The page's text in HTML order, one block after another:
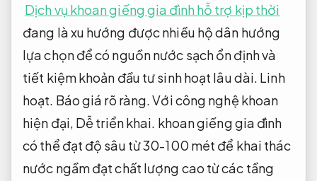
Dịch vụ khoan giếng gia đình hỗ trợ kịp thời
đang là xu hướng được nhiều hộ dân hướng
lựa chọn để có nguồn nước sạch ổn định và
tiết kiệm khoản đầu tư sinh hoạt lâu dài. Linh
hoạt. Báo giá rõ ràng.Với công nghệ khoan
hiện đại, Dễ triển khai. khoan giếng gia đình
có thể đạt độ sâu từ 30-100 mét để khai thác
nước ngầm đạt chất lượng cao từ các tầng